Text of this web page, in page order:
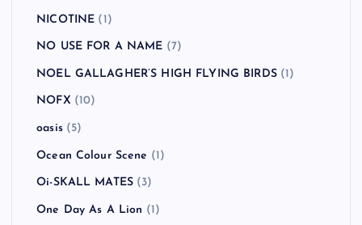
NICOTINE (1)
NO USE FOR A NAME (7)
NOEL GALLAGHER’S HIGH FLYING BIRDS(1)
NOFX (10)
oasis(5)
Ocean Colour Scene (1)
Oi-SKALL MATES (3)
One Day As A Lion (1)